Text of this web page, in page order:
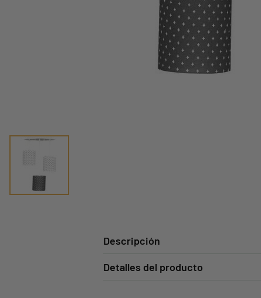
Descripción
Detalles del producto